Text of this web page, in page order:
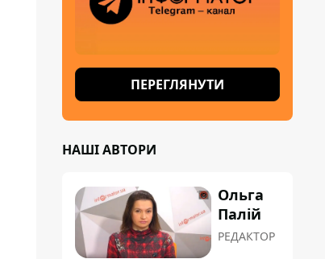
ПЕРЕГЛЯНУТИ
НАШІ АВТОРИ
Ольга
Палій
РЕДАКТОР